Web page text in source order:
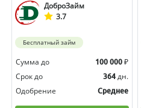
ДоброЗайм
3.7
Бесплатный займ
Сумма до 100 000 ₽
Срок до
364 дн.
Одобрение
Среднее